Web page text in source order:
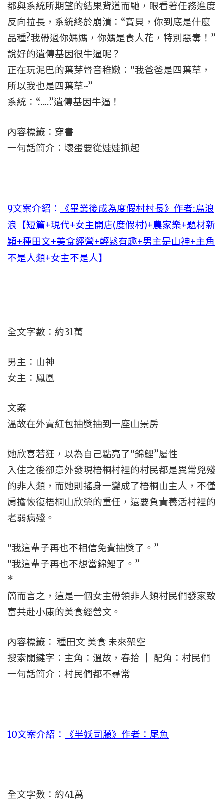
都與系統所期望的結果背道而馳，眼看著任務進度
反向拉長，系統終於崩潰：“寶貝，你到底是什麼
品種?我帶過你媽媽，你媽是食人花，特別惡毒！”
說好的遺傳基因很牛逼呢？
正在玩泥巴的葉芽聲音稚嫩：“我爸爸是四葉草，
所以我也是四葉草~”
系統：“……”遺傳基因牛逼！
內容標籤：穿書
一句話簡介：壞蛋要從娃娃抓起
9文案介紹：
《畢業後成為度假村村長》作者:烏浪
浪【短篇+現代+女主開店(度假村)+農家樂+題材新
穎+種田文+美食經營+輕鬆有趣+男主是山神+主角
不是人類+女主不是人】
全文字數：約31萬
男主：山神
女主：鳳凰
文案
溫故在外賣紅包抽獎抽到一座山景房
她欣喜若狂，以為自己點亮了“錦鯉”屬性
入住之後卻意外發現梧桐村裡的村民都是異常兇殘
的非人類，而她則搖身一變成了梧桐山主人，不僅
肩擔恢復梧桐山欣榮的重任，還要負責養活村裡的
老弱病殘。
“我這輩子再也不相信免費抽獎了。”
“我這輩子再也不想當錦鯉了。”
*
簡而言之，這是一個女主帶領非人類村民們發家致
富共赴小康的美食經營文。
內容標籤： 種田文 美食 未來架空
搜索關鍵字：主角：溫故，春拾 ┃ 配角：村民們
一句話簡介：村民們都不尋常
10文案介紹： 《半妖司藤》作者：尾魚
全文字數：約41萬